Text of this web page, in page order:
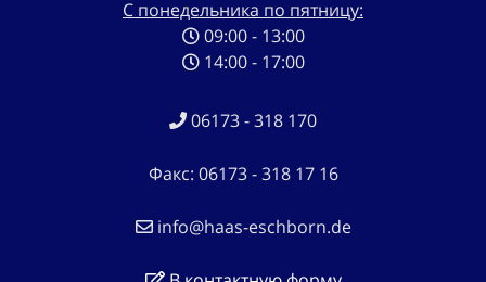
С понедельника по пятницу:
09:00 - 13:00
14:00 - 17:00
06173 - 318 170
Факс: 06173 - 318 17 16
info@haas-eschborn.de